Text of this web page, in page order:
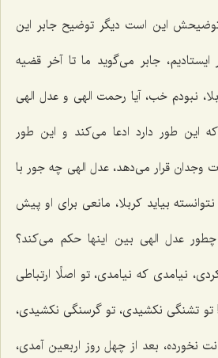
این است دیگر توضیح جابر این
جابر می‌گوید ما تا آخر قضیه
نبودم خب، آیا رحمت الهی و عدل الهی
این طور دارد ادعا می‌کند و این طور
قرار می‌دهد، عدل الهی چه جور با
بیاید کربلا، مانعی برای او پیش
چطور عدل الهی بین اینها حکم می‌کند؟
نیامدی که نیامدی، تو اصلًا ارتباطی
تو تشنگی نکشیدی، تو گرسنگی نکشیدی،
نخورده، بعد از چهل روز اربعین آمدی،